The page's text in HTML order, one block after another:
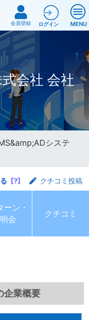
MENU
会員登録 ログイン
会社 会社
システ
[?] クチコミ投稿
ーン・
会
クチコミ
企業概要